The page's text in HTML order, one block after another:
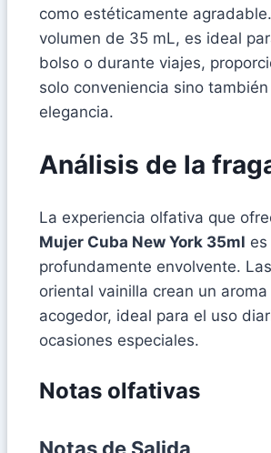
como estéticamente
volumen de 35 mL, es ideal
bolso o durante viajes,
solo conveniencia sino
elegancia.
Análisis de la
La experiencia olfativa que
Mujer Cuba New York 35ml es
profundamente envolvente.
oriental vainilla crean un
acogedor, ideal para el uso
ocasiones especiales.
Notas olfativas